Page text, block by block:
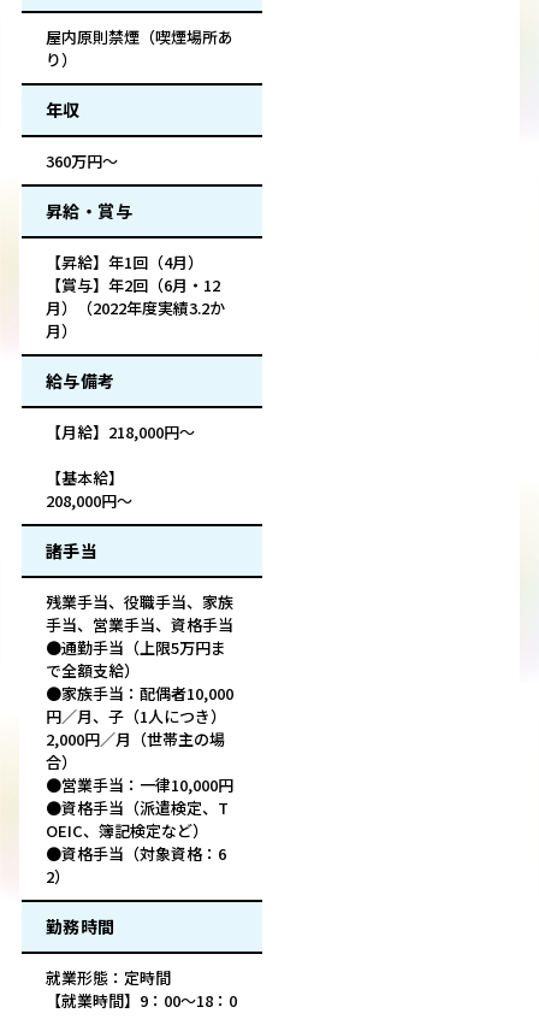
屋内原則禁煙（喫煙場所あ
り）
年収
360万円～
昇給・賞与
【昇給】年1回（4月）
【賞与】年2回（6月・12
月）（2022年度実績3.2か
月）
給与備考
【月給】218,000円～
【基本給】
208,000円～
諸手当
残業手当、役職手当、家族
手当、営業手当、資格手当
●通勤手当（上限5万円ま
で全額支給）
●家族手当：配偶者10,000
円／月、子（1人につき）
2,000円／月（世帯主の場
合）
●営業手当：一律10,000円
●資格手当（派遣検定、T
OEIC、簿記検定など）
●資格手当（対象資格：6
2）
勤務時間
就業形態：定時間
【就業時間】9：00～18：0